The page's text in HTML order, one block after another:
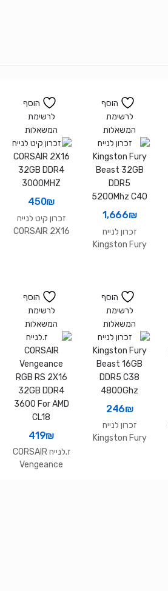
הוסף
לרשימת
המשאלות
1,666₪
זכרון לנייח
Kingston Fury
הוסף
לרשימת
המשאלות
450₪
זכרון קיט לנייח
CORSAIR 2X16
הוסף
לרשימת
המשאלות
246₪
זכרון לנייח
Kingston Fury
הוסף
לרשימת
המשאלות
419₪
ז.לנייח CORSAIR
Vengeance